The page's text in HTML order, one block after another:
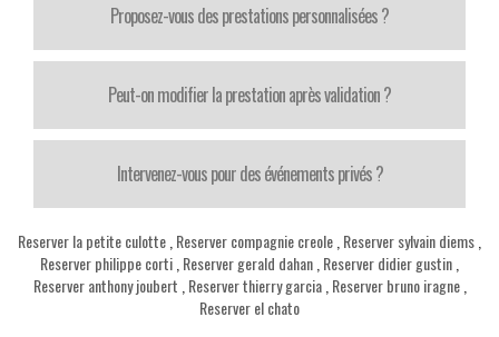
Proposez-vous des prestations personnalisées ?
Peut-on modifier la prestation après validation ?
Intervenez-vous pour des événements privés ?
Reserver la petite culotte Reserver compagnie creole Reserver sylvain diems
Reserver philippe corti Reserver gerald dahan Reserver didier gustin
Reserver anthony joubert Reserver thierry garcia, Reserver bruno iragne,
Reserver el chato